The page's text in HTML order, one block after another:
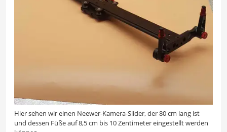
Hier sehen wir einen Neewer-Kamera-Slider, der 80 cm lang ist
und dessen Füße auf 8,5 cm bis 10 Zentimeter eingestellt werden